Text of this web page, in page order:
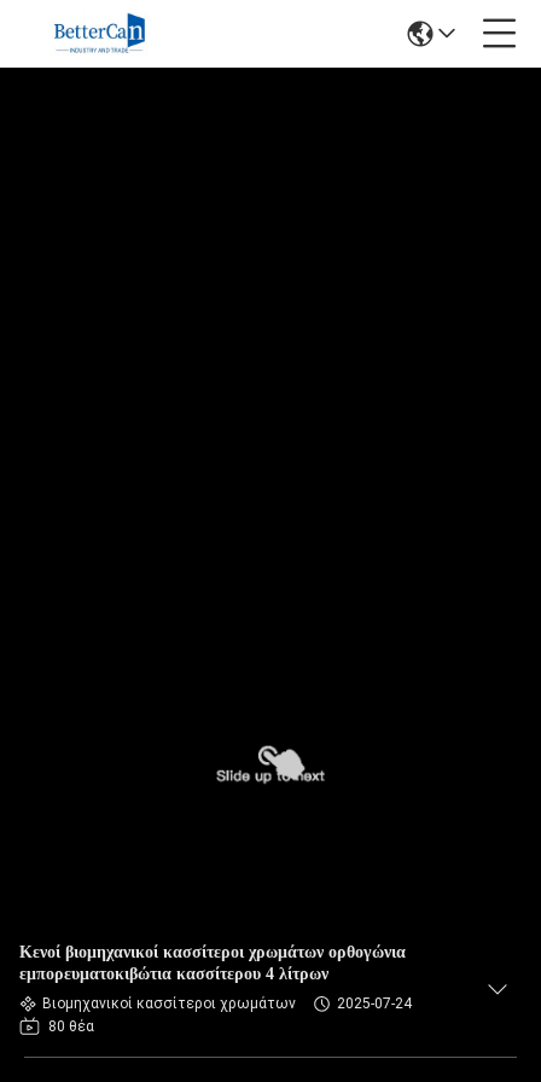
Κενοί βιομηχανικοί κασσίτεροι χρωμάτων ορθογώνια
εμπορευματοκιβώτια κασσίτερου 4 λίτρων
Βιομηχανικοί κασσίτεροι χρωμάτων
2025-07-24
80 θέα